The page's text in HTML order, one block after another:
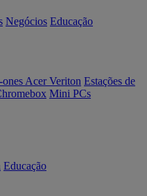
Negócios Educação
Acer Veriton Estações de
Mini PCs
Educação